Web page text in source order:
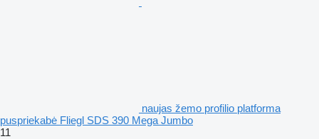
naujas žemo profilio platforma
puspriekabė Fliegl SDS 390 Mega Jumbo
11